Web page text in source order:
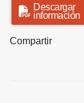
Descargar
información
Compartir